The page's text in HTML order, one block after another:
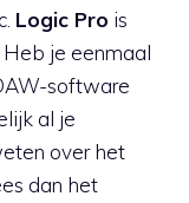
Logic Pro is
je eenmaal
software
al je
over het
dan het